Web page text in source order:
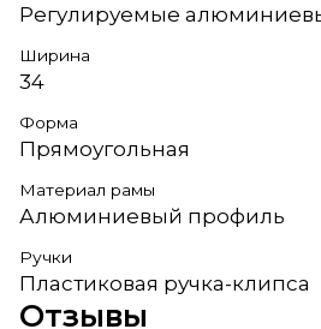
Регулируемые
Ширина
34
Форма
Прямоугольная
Материал рамы
Алюминиевый профиль
Ручки
Пластиковая ручка-клипса
Отзывы